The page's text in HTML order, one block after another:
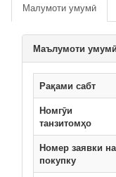
Малумоти умумӣ
Маълумоти умумӣ
Рақами сабт
Номгӯи
танзитомҳо
Номер заявки на
покупку